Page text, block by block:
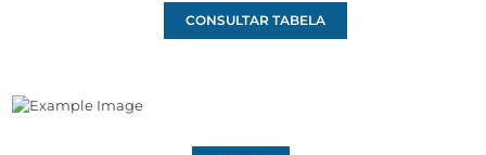
CONSULTAR TABELA